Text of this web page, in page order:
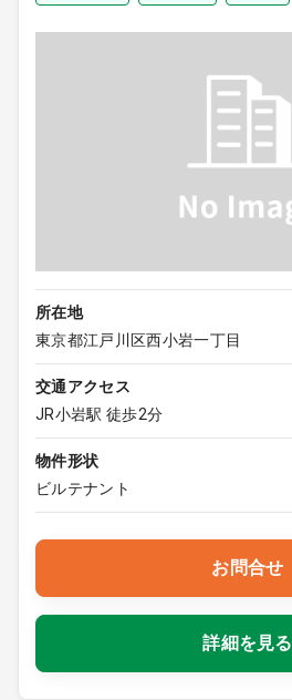
所在地
東京都江戸川区西小岩一丁目
交通アクセス
JR小岩駅 徒歩2分
物件形状
ビルテナント
お問合せ
詳細を見る